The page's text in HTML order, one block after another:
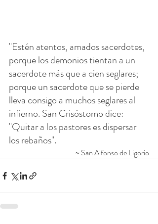
"Estén atentos, amados sacerdotes,
porque los demonios tientan a un
sacerdote más que a cien seglares;
porque un sacerdote que se pierde
lleva consigo a muchos seglares al
infierno. San Crisóstomo dice:
"Quitar a los pastores es dispersar
los rebaños".
~ San Alfonso de Ligorio